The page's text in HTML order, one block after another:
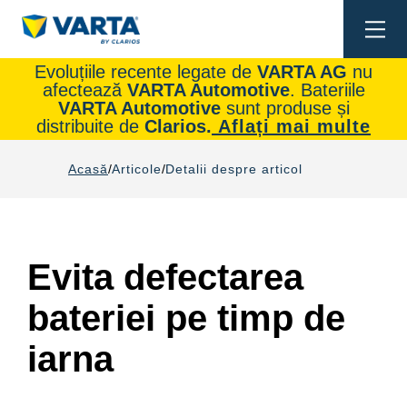
Evoluțiile recente legate de VARTA AG nu
afectează VARTA Automotive. Bateriile
VARTA Automotivesunt produse și
distribuite de Clarios. Aflați mai multe
Acasă Articole Detalii despre articol
Evita defectarea
bateriei pe timp de
iarna